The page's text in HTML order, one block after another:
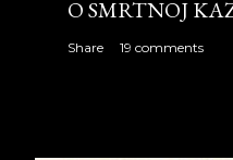
O SMRTNOJ
Share 19 comments